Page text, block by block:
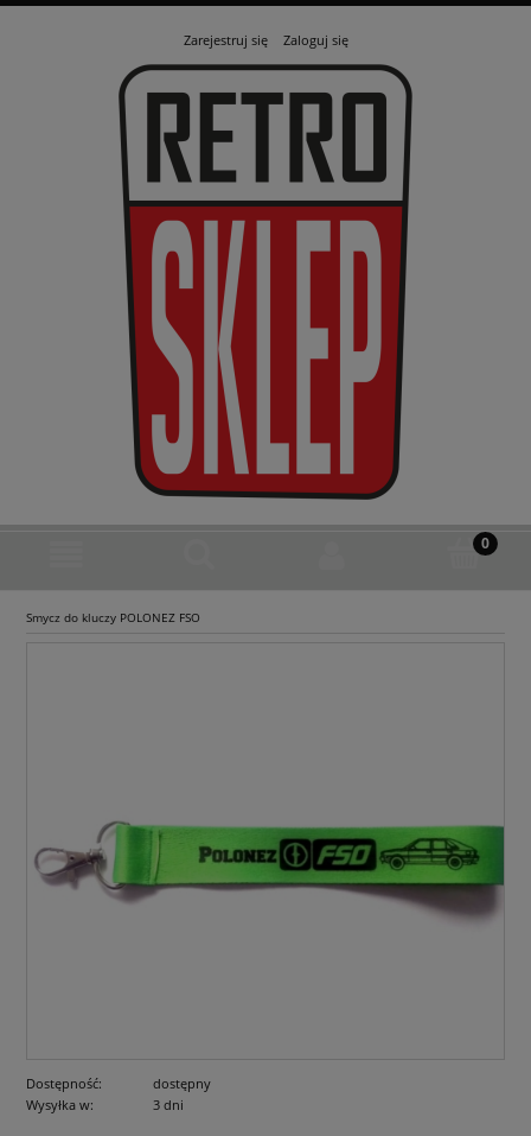
Zarejestruj się Zaloguj się
Smycz do kluczy POLONEZ FSO
Dostępność:
dostępny
Wysyłka w:
3 dni